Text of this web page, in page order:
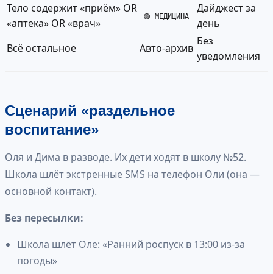
Тело содержит «приём» OR
«аптека» OR «врач»
🟢 МЕДИЦИНА
Дайджест за
день
Всё остальное
Авто-архив
Без
уведомления
Сценарий «раздельное
воспитание»
Оля и Дима в разводе. Их дети ходят в школу №52.
Школа шлёт экстренные SMS на телефон Оли (она —
основной контакт).
Без пересылки:
Школа шлёт Оле: «Ранний роспуск в 13:00 из-за
погоды»